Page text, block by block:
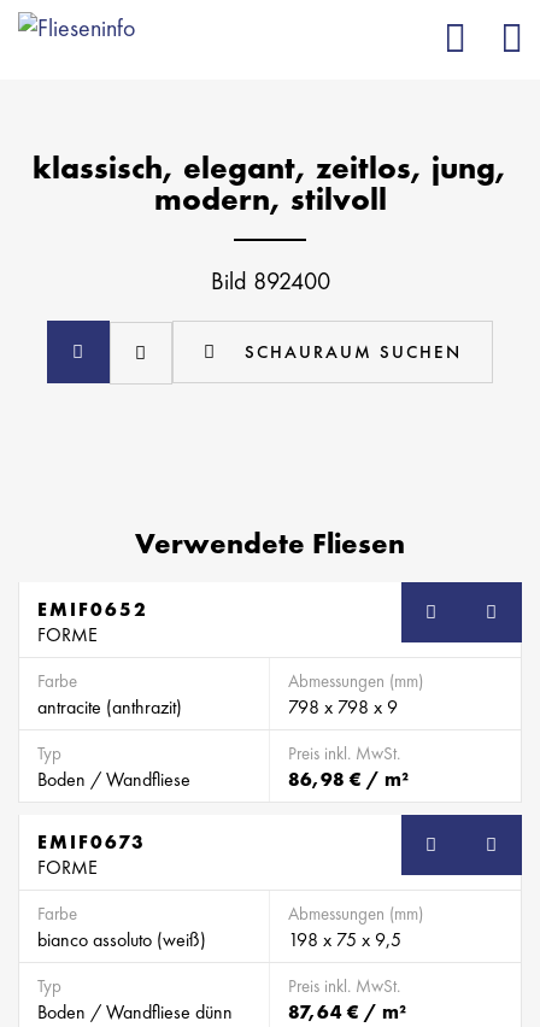
klassisch, elegant, zeitlos, jung,
modern, stilvoll
Bild 892400
SCHAURAUM SUCHEN
Verwendete Fliesen
SB
EMIF0652
FORME
Farbe
antracite (anthrazit)
Abmessungen (mm)
798 x 798 x 9
Typ
Boden / Wandfliese
Preis inkl. MwSt.
86,98 € / m²
SB
EMIF0673
FORME
Farbe
bianco assoluto (weiß)
Abmessungen (mm)
198 x 75 x 9,5
Typ
Boden / Wandfliese dünn
Preis inkl. MwSt.
87,64 € / m²